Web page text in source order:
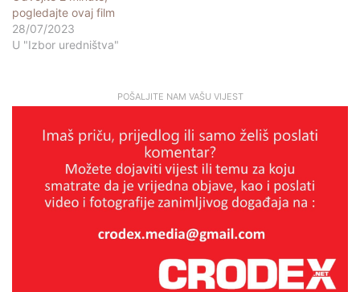
pogledajte ovaj film
28/07/2023
U "Izbor uredništva"
POŠALJITE NAM VAŠU VIJEST